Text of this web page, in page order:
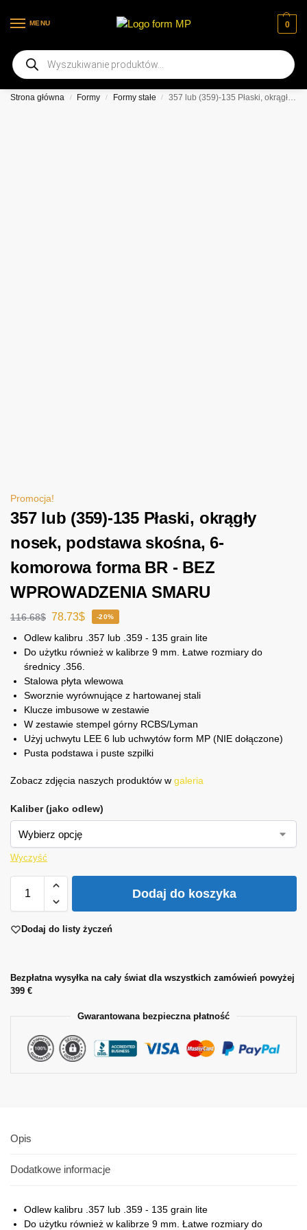
MENU 0
Witamy na naszej nowej stronie internetowej
Strona główna / Formy / Formy stałe / 357 lub (359)-135 Płaski, okrągły nosek, podstawa skośna, 6-komorowa forma BR - BEZ WPROWADZENIA SMARU
Promocja!
357 lub (359)-135 Płaski, okrągły
nosek, podstawa skośna, 6-
komorowa forma BR - BEZ
WPROWADZENIA SMARU
116.68$ 78.73$ -20%
Odlew kalibru .357 lub .359 - 135 grain lite
Do użytku również w kalibrze 9 mm. Łatwe rozmiary do
średnicy .356.
Stalowa płyta wlewowa
Sworznie wyrównujące z hartowanej stali
Klucze imbusowe w zestawie
W zestawie stempel górny RCBS/Lyman
Użyj uchwytu LEE 6 lub uchwytów form MP (NIE dołączone)
Pusta podstawa i puste szpilki
Zobacz zdjęcia naszych produktów w galeria
Kaliber (jako odlew)
Wyczyść
Dodaj do koszyka
Dodaj do listy życzeń
Bezpłatna wysyłka na cały świat dla wszystkich zamówień powyżej
399 €
Gwarantowana bezpieczna płatność
Opis
Dodatkowe informacje
Odlew kalibru .357 lub .359 - 135 grain lite
Do użytku również w kalibrze 9 mm. Łatwe rozmiary do